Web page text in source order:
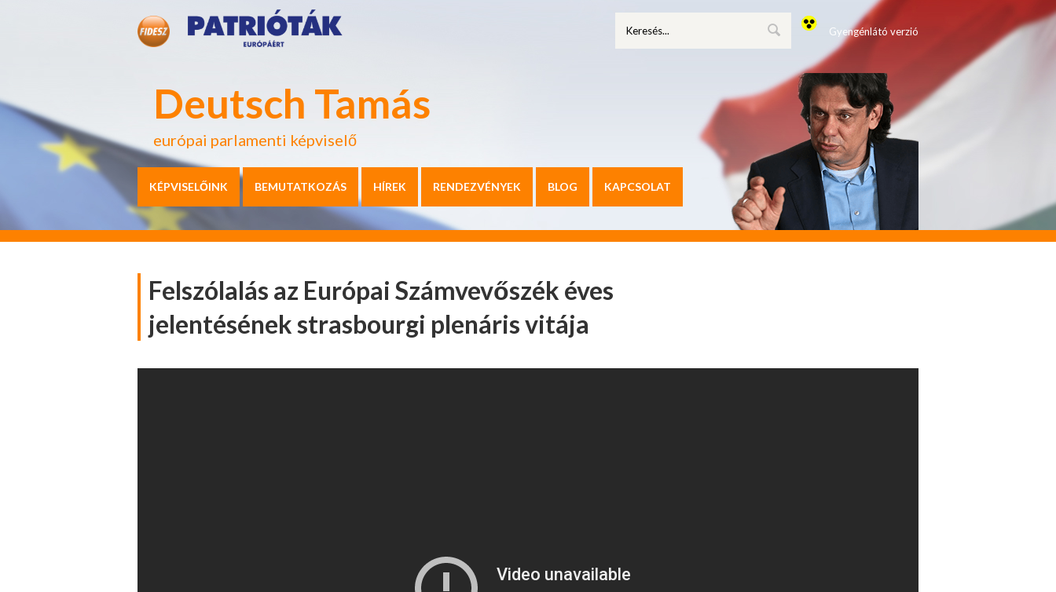
Deutsch Tamás
európai parlamenti képviselő
Gyengénlátó verzió
KÉPVISELŐINK BEMUTATKOZÁS HÍREK RENDEZVÉNYEK BLOG KAPCSOLAT
Felszólalás az Európai Számvevőszék éves
jelentésének strasbourgi plenáris vitája